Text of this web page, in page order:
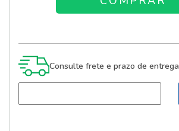
Consulte frete e prazo de entrega